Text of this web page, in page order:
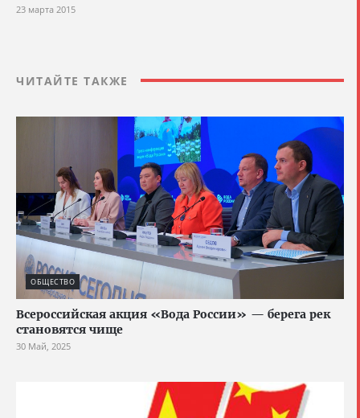
23 марта 2015
ЧИТАЙТЕ ТАКЖЕ
ОБЩЕСТВО
Всероссийская акция «Вода России» — берега рек
становятся чище
30 Май, 2025